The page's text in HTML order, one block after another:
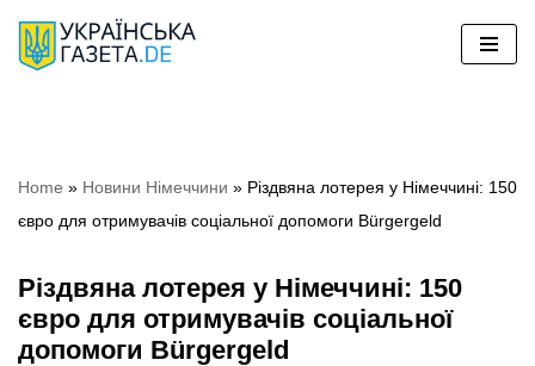
Перейти
Home » Новини Німеччини » Різдвяна лотерея у Німеччині: 150
євро для отримувачів соціальної допомоги Bürgergeld
Різдвяна лотерея у Німеччині: 150
євро для отримувачів соціальної
допомоги Bürgergeld